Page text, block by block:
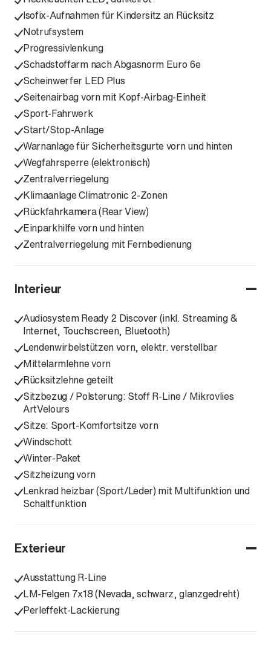
Isofix-Aufnahmen für Kindersitz an Rücksitz
Notrufsystem
Progressivlenkung
Schadstoffarm nach Abgasnorm Euro 6e
Scheinwerfer LED Plus
Seitenairbag vorn mit Kopf-Airbag-Einheit
Sport-Fahrwerk
Start/Stop-Anlage
Warnanlage für Sicherheitsgurte vorn und hinten
Wegfahrsperre (elektronisch)
Zentralverriegelung
Klimaanlage Climatronic 2-Zonen
Rückfahrkamera (Rear View)
Einparkhilfe vorn und hinten
Zentralverriegelung mit Fernbedienung
Interieur
Audiosystem Ready 2 Discover (inkl. Streaming &
Internet, Touchscreen, Bluetooth)
Lendenwirbelstützen vorn, elektr. verstellbar
Mittelarmlehne vorn
Rücksitzlehne geteilt
Sitzbezug / Polsterung: Stoff R-Line / Mikrovlies
ArtVelours
Sitze: Sport-Komfortsitze vorn
Windschott
Winter-Paket
Sitzheizung vorn
Lenkrad heizbar (Sport/Leder) mit Multifunktion und
Schaltfunktion
Exterieur
Ausstattung R-Line
LM-Felgen 7x18 (Nevada, schwarz, glanzgedreht)
Perleffekt-Lackierung